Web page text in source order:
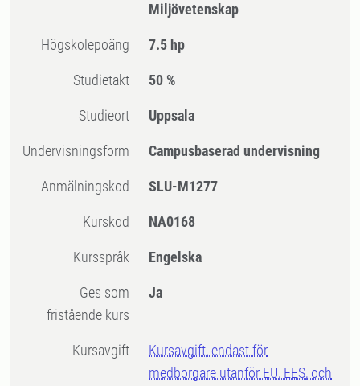
Miljövetenskap
högskolepoäng 7.5 hp
Studietakt 50 %
Studieort Uppsala
Undervisningsform Campusbaserad undervisning
Anmälningskod SLU-M1277
Kurskod NA0168
Kursspråk Engelska
Ges som
fristående kurs
Ja
Kursavgift
Kursavgift, endast för
medborgare utanför EU, EES, och